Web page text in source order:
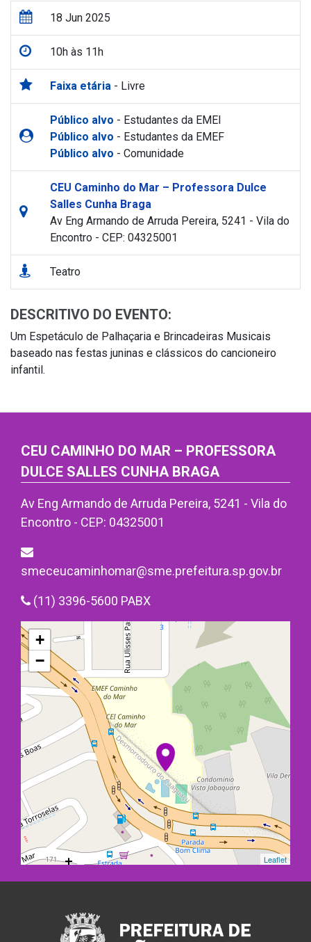
18 Jun 2025
10h às 11h
Faixa etária - Livre
Público alvo - Estudantes da EMEI
Público alvo - Estudantes da EMEF
Público alvo - Comunidade
CEU Caminho do Mar – Professora Dulce
Salles Cunha Braga
Av Eng Armando de Arruda Pereira, 5241 - Vila do
Encontro - CEP: 04325001
Teatro
DESCRITIVO DO EVENTO:
Um Espetáculo de Palhaçaria e Brincadeiras Musicais
baseado nas festas juninas e clássicos do cancioneiro
infantil.
CEU CAMINHO DO MAR – PROFESSORA
DULCE SALLES CUNHA BRAGA
Av Eng Armando de Arruda Pereira, 5241 - Vila do
Encontro - CEP: 04325001
smeceucaminhomar@sme.prefeitura.sp.gov.br
(11) 3396-5600 PABX
+
−
Leaflet